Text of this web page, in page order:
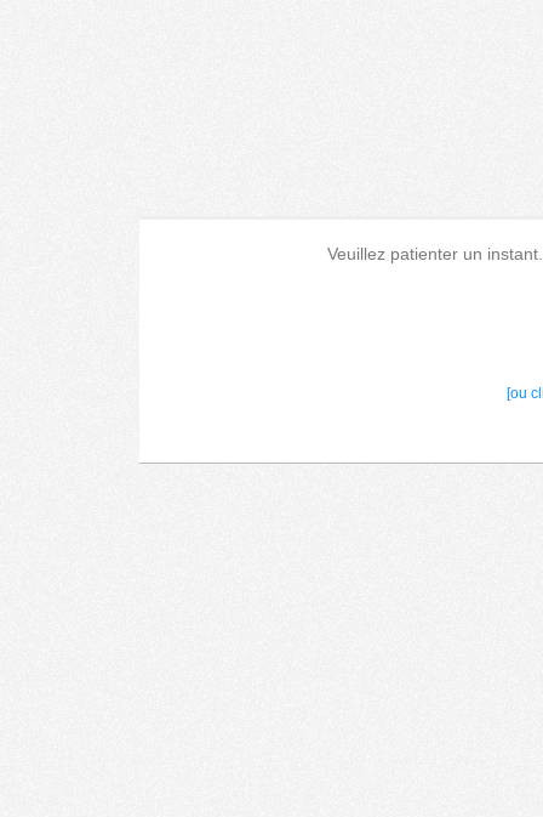
Veuillez patienter un
[ou